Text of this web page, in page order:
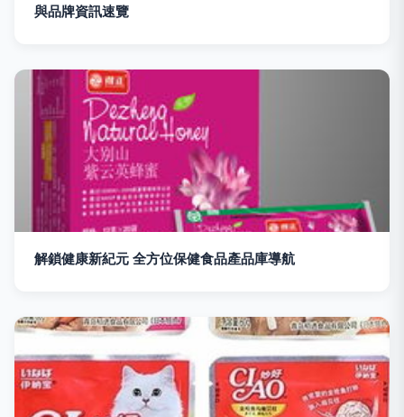
與品牌資訊速覽
解鎖健康新紀元 全方位保健食品產品庫導航